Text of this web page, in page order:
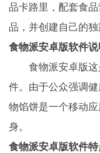
品卡路里，配套食
品，并创建自己的独
食物派安卓版软件说
食物派安卓版这
件。由于公众强调
物馅饼是一个移动
身。
食物派安卓版软件特